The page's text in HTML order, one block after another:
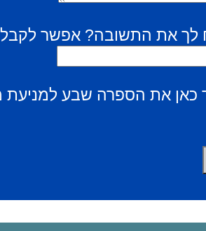
לך את התשובה? אפשר
כאן את הספרה שבע למניעת